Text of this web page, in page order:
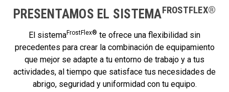
PRESENTAMOS EL SISTEMAFROSTFLEX®
El sistemaFrostFlex® te ofrece una flexibilidad sin
precedentes para crear la combinación de equipamiento
que mejor se adapte a tu entorno de trabajo y a tus
actividades, al tiempo que satisface tus necesidades de
abrigo, seguridad y uniformidad con tu equipo.